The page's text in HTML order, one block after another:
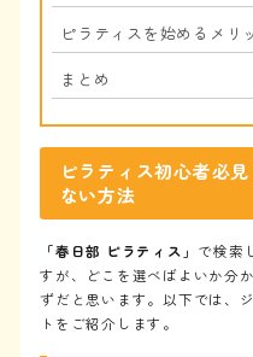
ピラティスを始めるメリ
まとめ
ピラティス初心者必
ない方法
「春日部 ピラティス」 で検索
すが、どこを選べばよいか分
ずだと思います。以下では、
トをご紹介します。